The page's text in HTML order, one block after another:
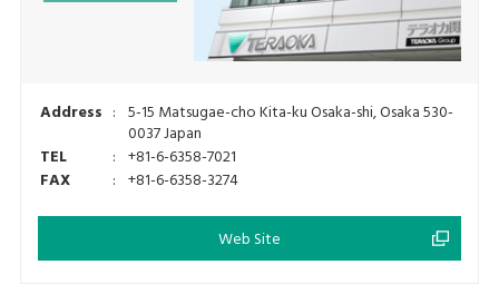
Address : 5-15 Matsugae-cho Kita-ku Osaka-shi, Osaka 530-
0037 Japan
TEL
: +81-6-6358-7021
FAX
: +81-6-6358-3274
Web Site